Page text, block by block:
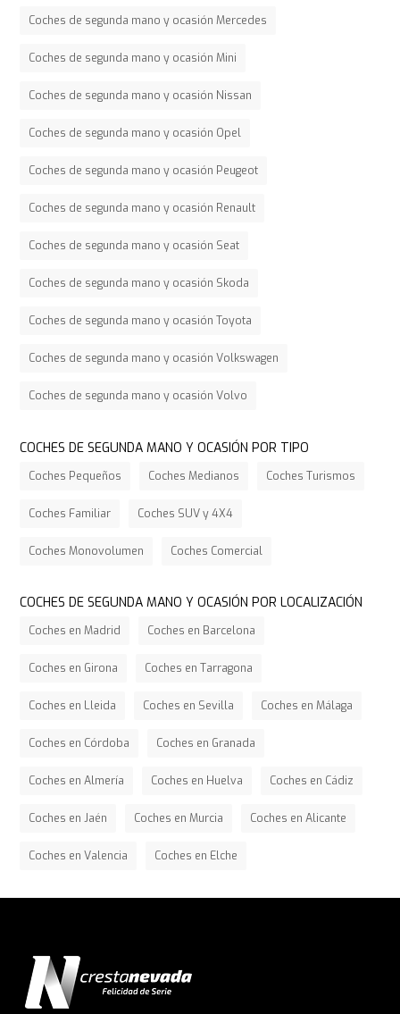
Coches de segunda mano y ocasión Mercedes
Coches de segunda mano y ocasión Mini
Coches de segunda mano y ocasión Nissan
Coches de segunda mano y ocasión Opel
Coches de segunda mano y ocasión Peugeot
Coches de segunda mano y ocasión Renault
Coches de segunda mano y ocasión Seat
Coches de segunda mano y ocasión Skoda
Coches de segunda mano y ocasión Toyota
Coches de segunda mano y ocasión Volkswagen
Coches de segunda mano y ocasión Volvo
COCHES DE SEGUNDA MANO Y OCASIÓN POR TIPO
Coches Pequeños Coches Medianos Coches Turismos
Coches Familiar Coches SUV y 4X4
Coches Monovolumen Coches Comercial
COCHES DE SEGUNDA MANO Y OCASIÓN POR LOCALIZACIÓN
Coches en Madrid Coches en Barcelona
Coches en Girona Coches en Tarragona
Coches en Lleida Coches en Sevilla Coches en Málaga
Coches en Córdoba Coches en Granada
Coches en Almería Coches en Huelva Coches en Cádiz
Coches en Jaén Coches en Murcia Coches en Alicante
Coches en Valencia Coches en Elche